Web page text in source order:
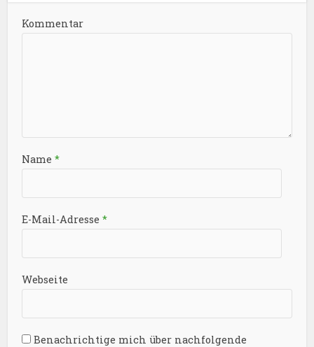
Kommentar
Name*
E-Mail-Adresse*
Webseite
Benachrichtige mich über nachfolgende